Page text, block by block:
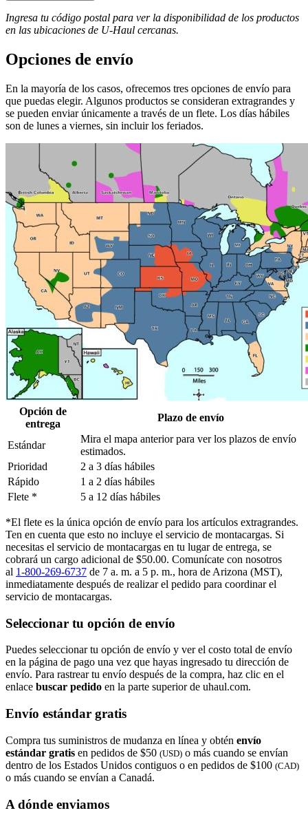
Ingresa tu código postal para ver la disponibilidad de los productos
en las ubicaciones de U-Haul ​​​​​​​ cercanas.
Opciones de envío
En la mayoría de los casos, ofrecemos tres opciones de envío para
que puedas elegir. Algunos productos se consideran extragrandes y
se pueden enviar únicamente a través de un flete. Los días hábiles
son de lunes a viernes, sin incluir los feriados.
Opción de
entrega
Plazo de envío
Estándar
Mira el mapa anterior para ver los plazos de envío
estimados.
Prioridad
2 a 3 días hábiles
Rápido
1 a 2 días hábiles
Flete *
5 a 12 días hábiles
*El flete es la única opción de envío para los artículos extragrandes.
Ten en cuenta que esto no incluye el servicio de montacargas. Si
necesitas el servicio de montacargas en tu lugar de entrega, se
cobrará un cargo adicional de $50.00. Comunícate con nosotros
al 1-800-269-6737 de 7 a. m. a 5 p. m., hora de Arizona (MST),
inmediatamente después de realizar el pedido para coordinar el
servicio de montacargas.
Seleccionar tu opción de envío
Puedes seleccionar tu opción de envío y ver el costo total de envío
en la página de pago una vez que hayas ingresado tu dirección de
envío. Para rastrear tu envío después de la compra, haz clic en el
enlace buscar pedido​​​​​​​ en la parte superior de uhaul.com.
Envío estándar gratis
Compra tus suministros de mudanza en línea y obtén envío
estándar gratis en pedidos de $50 (USD) o más cuando se envían
dentro de los Estados Unidos contiguos o en pedidos de $100 (CAD)
o más cuando se envían a Canadá.
A dónde enviamos